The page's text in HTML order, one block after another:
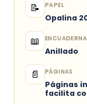
📝 PAPEL
Opalina
📖
Anillado
📄 PÁGINAS
Páginas
facilita